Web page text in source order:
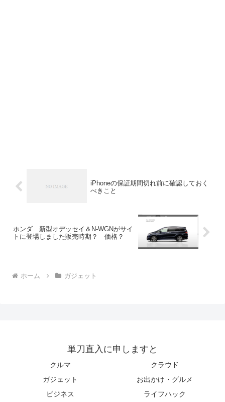
iPhoneの保証期間切れ前に確認しておく
べきこと
ホンダ 新型オデッセイ＆N-WGNがサイ
トに登場しました販売時期？ 価格？
ホーム ガジェット
単刀直入に申しますと
クルマ
クラウド
ガジェット
お出かけ・グルメ
ビジネス
ライフハック